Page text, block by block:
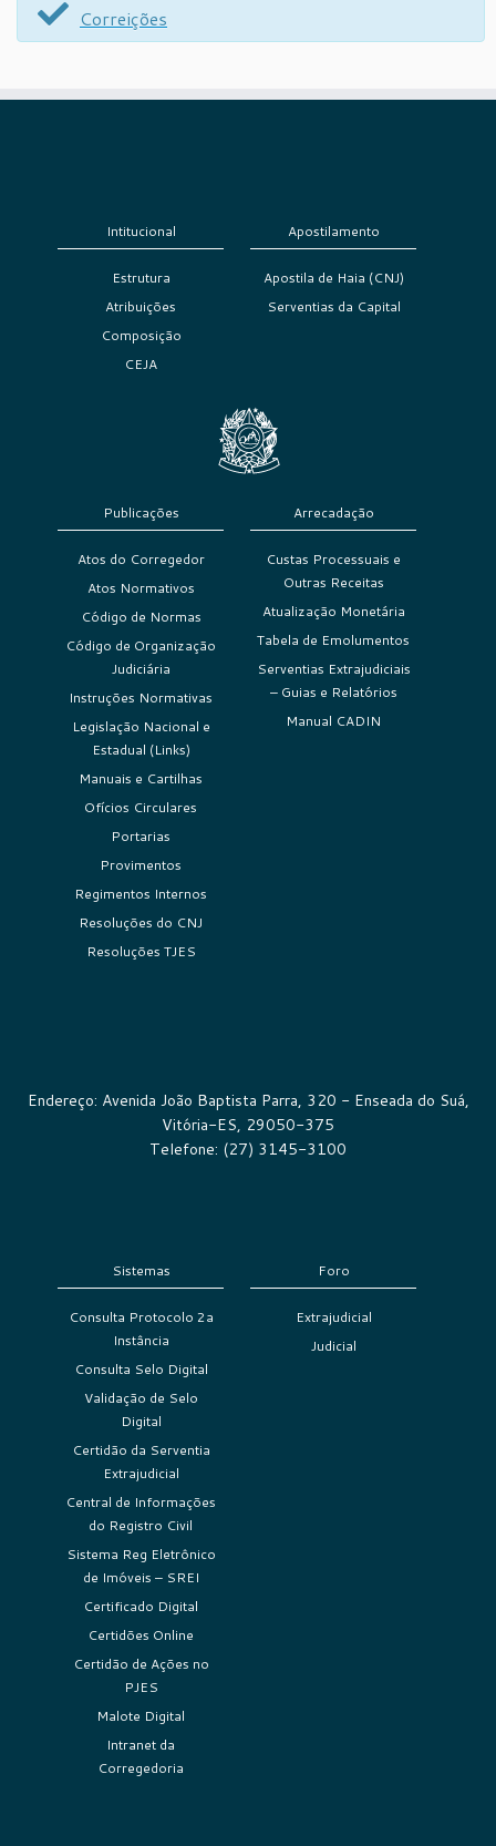
Correições
Intitucional
Estrutura
Atribuições
Composição
CEJA
Apostilamento
Apostila de Haia (CNJ)
Serventias da Capital
Publicações
Atos do Corregedor
Atos Normativos
Código de Normas
Código de Organização
Judiciária
Instruções Normativas
Legislação Nacional e
Estadual (Links)
Manuais e Cartilhas
Ofícios Circulares
Portarias
Provimentos
Regimentos Internos
Resoluções do CNJ
Resoluções TJES
Arrecadação
Custas Processuais e
Outras Receitas
Atualização Monetária
Tabela de Emolumentos
Serventias Extrajudiciais
– Guias e Relatórios
Manual CADIN
Endereço: Avenida João Baptista Parra, 320 - Enseada do Suá,
Vitória-ES, 29050-375
Telefone: (27) 3145-3100
Sistemas
Consulta Protocolo 2a
Instância
Consulta Selo Digital
Validação de Selo
Digital
Certidão da Serventia
Extrajudicial
Central de Informações
do Registro Civil
Sistema Reg Eletrônico
de Imóveis – SREI
Certificado Digital
Certidões Online
Certidão de Ações no
PJES
Malote Digital
Intranet da
Corregedoria
Foro
Extrajudicial
Judicial